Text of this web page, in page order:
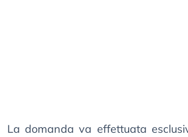
La domanda va effettuata